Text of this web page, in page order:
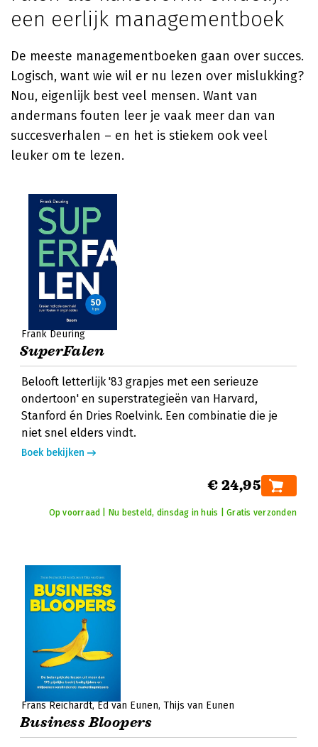
een eerlijk managementboek
De meeste managementboeken gaan over succes.
Logisch, want wie wil er nu lezen over mislukking?
Nou, eigenlijk best veel mensen. Want van
andermans fouten leer je vaak meer dan van
succesverhalen – en het is stiekem ook veel
leuker om te lezen.
Frank Deuring
SuperFalen
Belooft letterlijk '83 grapjes met een serieuze
ondertoon' en superstrategieën van Harvard,
Stanford én Dries Roelvink. Een combinatie die je
niet snel elders vindt.
Boek bekijken
€ 24,95
Op voorraad | Nu besteld, dinsdag in huis | Gratis verzonden
Frans Reichardt Ed van Eunen Thijs van Eunen
Business Bloopers